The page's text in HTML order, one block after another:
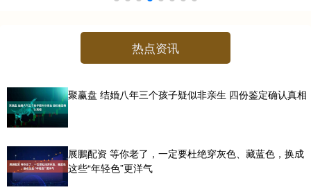
热点资讯
聚赢盘 结婚八年三个孩子疑似非亲生 四份鉴定确认真相
展鵬配资 等你老了，一定要杜绝穿灰色、藏蓝色，换成
这些“年轻色”更洋气